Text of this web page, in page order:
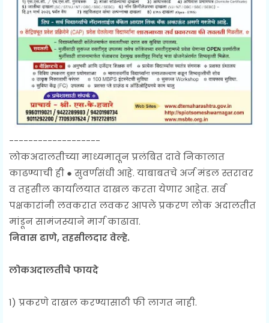
-------------------
लोकअदालतीच्या माध्यमातून प्रलंबित दावे निकालात
काढण्याची ही ● सुवर्णसंधी आहे. याबाबतचे अर्ज मंडल स्तरावर
व तहसील कार्यालयात दाखल करता येणार आहेत. सर्व
पक्षकारांनी लवकरात लवकर आपले प्रकरण लोक अदालतीत
मांडून सामंजस्याने मार्ग काढावा.
निवास ढाणे, तहसीलदार वेल्हे.
लोकअदालतीचे फायदे
1) प्रकरणे दाखल करण्यासाठी फी लागत नाही.